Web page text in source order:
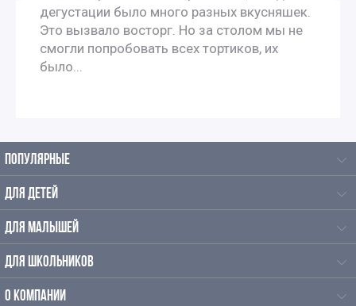
Экскурсии для школьников в музеи-усадьбы
Однодневные экскурсии для школьников
Осенние экскурсии для школьников
Экскурсии для школьников по истории
Познавательные экскурсии для школьников
дегустации было много разных вкусняшек.
Это вызвало восторг. Но за столом мы не
смогли попробовать всех тортиков, их
было...
ПОПУЛЯРНЫЕ
ДЛЯ ДЕТЕЙ
ДЛЯ МАЛЫШЕЙ
ДЛЯ ШКОЛЬНИКОВ
О КОМПАНИИ